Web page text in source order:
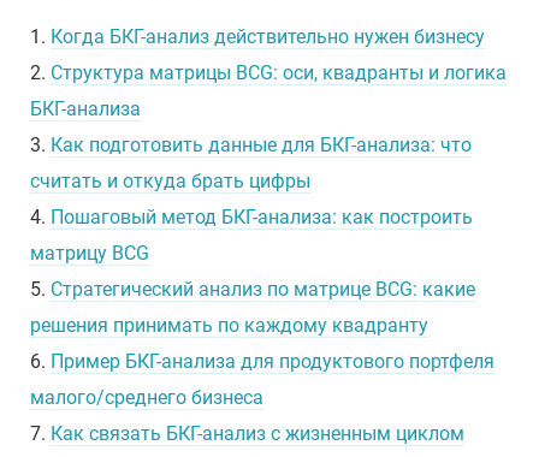
1. Когда БКГ-анализ действительно нужен бизнесу
2. Структура матрицы BCG: оси, квадранты и логика
БКГ-анализа
3. Как подготовить данные для БКГ-анализа: что
считать и откуда брать цифры
4. Пошаговый метод БКГ-анализа: как построить
матрицу BCG
5. Стратегический анализ по матрице BCG: какие
решения принимать по каждому квадранту
6. Пример БКГ-анализа для продуктового портфеля
малого/среднего бизнеса
7. Как связать БКГ-анализ с жизненным циклом